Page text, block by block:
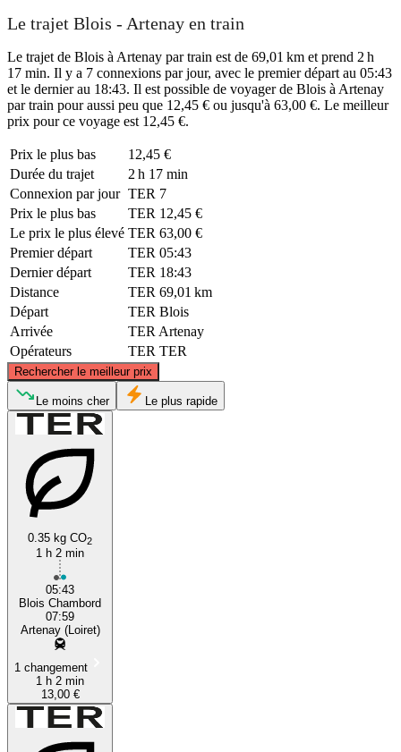
Le trajet Blois - Artenay en train
Le trajet de Blois à Artenay par train est de 69,01 km et prend 2 h
17 min. Il y a 7 connexions par jour, avec le premier départ au 05:43
et le dernier au 18:43. Il est possible de voyager de Blois à Artenay
par train pour aussi peu que 12,45 € ou jusqu'à 63,00 €. Le meilleur
prix pour ce voyage est 12,45 €.
Prix ​​le plus bas
12,45 €
Durée du trajet
2 h 17 min
Connexion par jour TER 7
Prix ​​le plus bas
TER 12,45 €
Le prix le plus élevé TER 63,00 €
Premier départ
TER 05:43
Dernier départ
TER 18:43
Distance
TER 69,01 km
Départ
TER Blois
Arrivée
TER Artenay
Opérateurs
TER TER
Rechercher le meilleur prix
Le moins cher Le plus rapide
0.35 kg CO2
1 h 2 min
05:43
Blois Chambord
07:59
Artenay (Loiret)
1 changement
1 h 2 min
13,00 €